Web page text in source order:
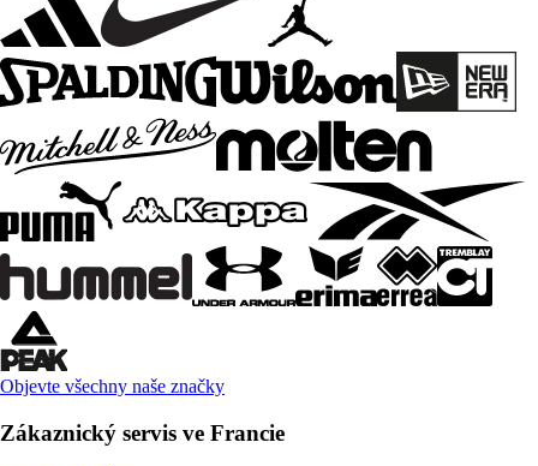
Objevte všechny naše značky
Zákaznický servis ve Francie